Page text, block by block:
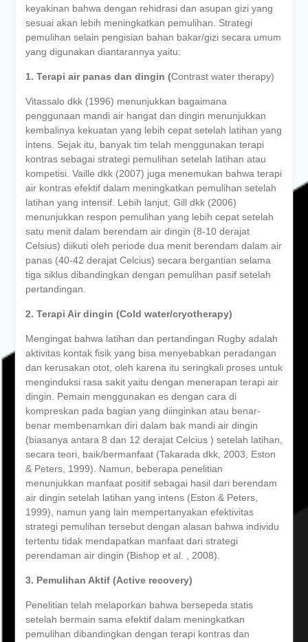
keyakinan bahwa dengan rehidrasi dan asupan gizi yang
sesuai akan lebih meningkatkan pemulihan. Strategi
pemulihan selain pengisian bahan bakar/gizi secara umum
yang digunakan diantarannya yaitu:
1. Terapi air panas dan dingin (Contrast water therapy)
Vitassalo dkk (1996) menunjukkan bagaimana
penggunaan mandi air hangat dan dingin menunjukkan
kembalinya kekuatan yang lebih cepat setelah latihan yang
intens. Sejak itu, banyak tim telah menggunakan terapi
kontras sebagai strategi pemulihan setelah latihan atau
kompetisi. Vaille dkk (2007) juga menemukan bahwa terapi
air kontras efektif dalam meningkatkan pemulihan setelah
latihan yang intensif. Lebih lanjut, Gill dkk (2006)
menunjukkan respon pemulihan yang lebih cepat setelah
satu menit dalam berendam air dingin (8-10 derajat
Celsius) diikuti oleh periode dua menit berendam dalam air
panas (40-42 derajat Celcius) secara bergantian selama
tiga siklus dibandingkan dengan pemulihan pasif setelah
pertandingan.
2. Terapi Air dingin (Cold water/cryotherapy)
Mengingat bahwa latihan dan pertandingan Rugby adalah
aktivitas kontak fisik yang bisa menyebabkan peradangan
dan kerusakan otot, oleh karena itu seringkali proses untuk
menginduksi rasa sakit yaitu dengan menerapan terapi air
dingin. Pemain menggunakan es dengan cara di
kompreskan pada bagian yang diinginkan atau benar-
benar membenamkan diri dalam bak mandi air dingin
(biasanya antara 8 dan 12 derajat Celcius ) setelah latihan,
secara teori, baik/bermanfaat (Takarada dkk, 2003, Eston
& Peters, 1999). Namun, beberapa penelitian
menunjukkan manfaat positif sebagai hasil dari berendam
air dingin setelah latihan yang intens (Eston & Peters,
1999), namun yang lain mempertanyakan efektivitas
strategi pemulihan tersebut dengan alasan bahwa individu
tertentu tidak mendapatkan manfaat dari strategi
perendaman air dingin (Bishop et al. , 2008).
3. Pemulihan Aktif (Active recovery)
Penelitian telah melaporkan bahwa bersepeda statis
setelah bermain sama efektif dalam meningkatkan
pemulihan dibandingkan dengan terapi kontras dan